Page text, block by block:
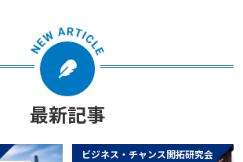
最新記事
ビジネス・チャンス開拓研究会